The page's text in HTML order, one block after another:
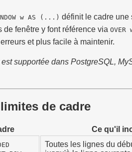
w AS (...) définit le cadre une
fenêtre y font référence via OVER
et plus facile à maintenir.
est supportée dans PostgreSQL,
de cadre
Ce qu'il
Toutes les lignes du